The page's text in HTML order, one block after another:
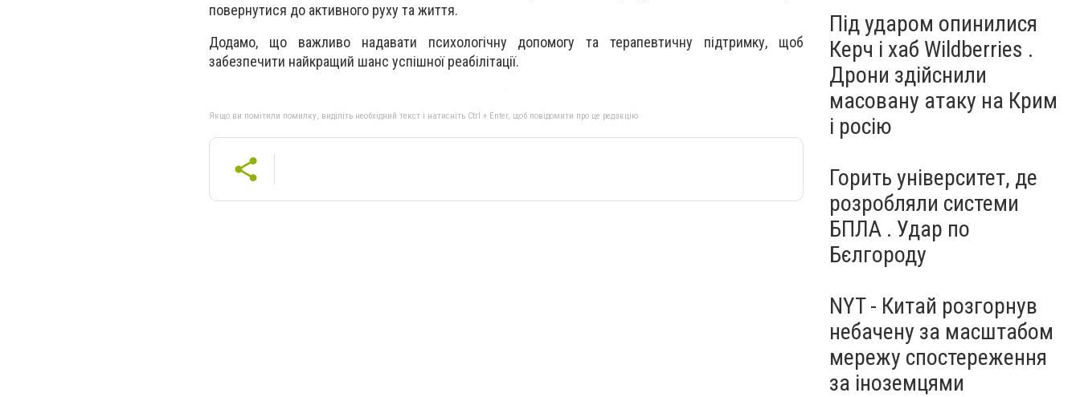
повернутися до активного руху та життя.
Додамо, що важливо надавати психологічну допомогу та терапевтичну підтримку, щоб
забезпечити найкращий шанс успішної реабілітації.
Якщо ви помітили помилку, виділіть необхідний текст і натисніть Ctrl + Enter, щоб повідомити про це редакцію
Під ударом опинилися
Керч і хаб Wildberries .
Дрони здійснили
масовану атаку на Крим
і росію
Горить університет, де
розробляли системи
БПЛА . Удар по
Бєлгороду
NYT - Китай розгорнув
небачену за масштабом
мережу спостереження
за іноземцями